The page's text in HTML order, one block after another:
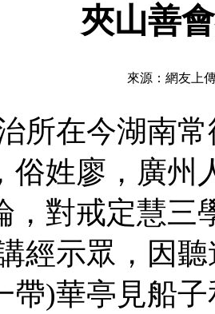
夾山善
來源：網友上
在今湖南常
俗姓廖，廣州
，對戒定慧三
經示眾，因
帶)華亭見船